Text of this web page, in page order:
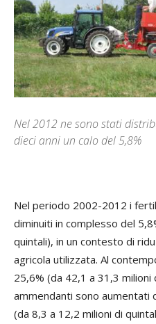
Nel 2012 ne sono stati
dieci anni un calo del 5,8%
Nel periodo 2002-2012 i
diminuiti in complesso del
quintali), in un contesto di
agricola utilizzata. Al
25,6% (da 42,1 a 31,3
ammendanti sono
(da 8,3 a 12,2 milioni di